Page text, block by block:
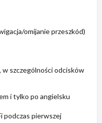
omijanie przeszkód)
w szczególności odcisków
i tylko po angielsku
podczas pierwszej